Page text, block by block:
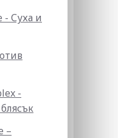
- Суха и
-
–